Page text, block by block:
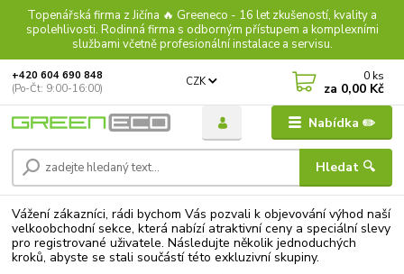
Topenářská firma z Jičína 🔥 Greeneco - 16 let zkušeností, kvality a
spolehlivosti. Rodinná firma s odborným přístupem a komplexními
službami včetně profesionální instalace a servisu.
Nabídka ✏️
CZK
Hledat 🔍
+420 604 690 848
(Po-Čt: 9:00-16:00)
0 ks
za 0,00 Kč
Vážení zákazníci, rádi bychom Vás pozvali k objevování výhod naší
velkoobchodní sekce, která nabízí atraktivní ceny a speciální slevy
pro registrované uživatele. Následujte několik jednoduchých
kroků, abyste se stali součástí této exkluzivní skupiny.